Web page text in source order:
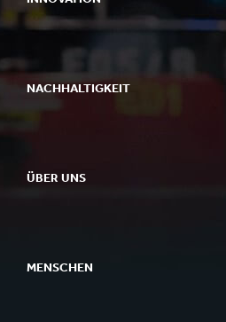
NACHHALTIGKEIT
ÜBER UNS
MENSCHEN